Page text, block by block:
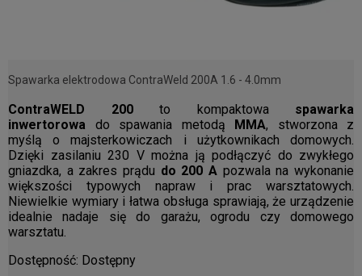
Spawarka elektrodowa ContraWeld 200A 1.6 - 4.0mm
ContraWELD 200to kompaktowa spawarka
inwertorowa do spawania metodą MMA, stworzona z
myślą o majsterkowiczach i użytkownikach domowych.
Dzięki zasilaniu 230 V można ją podłączyć do zwykłego
gniazdka, a zakres prądu do 200 A pozwala na wykonanie
większości typowych napraw i prac warsztatowych.
Niewielkie wymiary i łatwa obsługa sprawiają, że urządzenie
idealnie nadaje się do garażu, ogrodu czy domowego
warsztatu.
Dostępność: Dostępny